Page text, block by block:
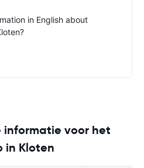
in English about
voor het
in Kloten